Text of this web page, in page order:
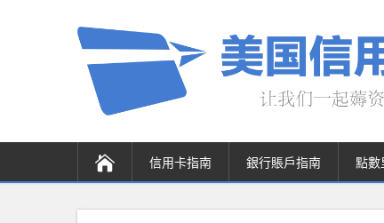
信用卡指南 銀行賬戶指南 點數